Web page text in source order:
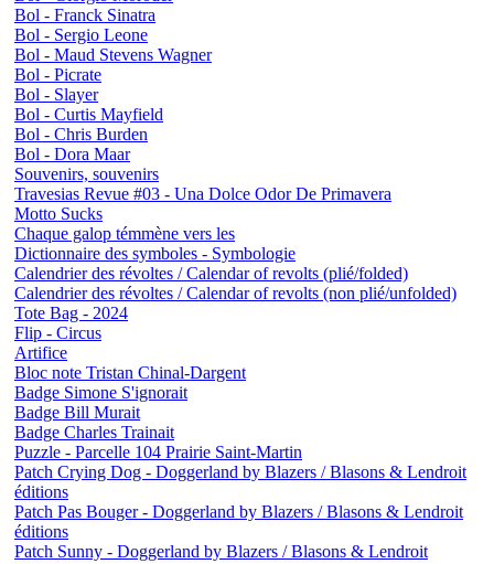
Bol - Franck Sinatra
Bol - Sergio Leone
Bol - Maud Stevens Wagner
Bol - Picrate
Bol - Slayer
Bol - Curtis Mayfield
Bol - Chris Burden
Bol - Dora Maar
Souvenirs, souvenirs
Travesias Revue #03 - Una Dolce Odor De Primavera
Motto Sucks
Chaque galop témmène vers les
Dictionnaire des symboles - Symbologie
Calendrier des révoltes / Calendar of revolts (plié/folded)
Calendrier des révoltes / Calendar of revolts (non plié/unfolded)
Tote Bag - 2024
Flip - Circus
Artifice
Bloc note Tristan Chinal-Dargent
Badge Simone S'ignorait
Badge Bill Murait
Badge Charles Trainait
Puzzle - Parcelle 104 Prairie Saint-Martin
Patch Crying Dog - Doggerland by Blazers / Blasons & Lendroit
éditions
Patch Pas Bouger - Doggerland by Blazers / Blasons & Lendroit
éditions
Patch Sunny - Doggerland by Blazers / Blasons & Lendroit